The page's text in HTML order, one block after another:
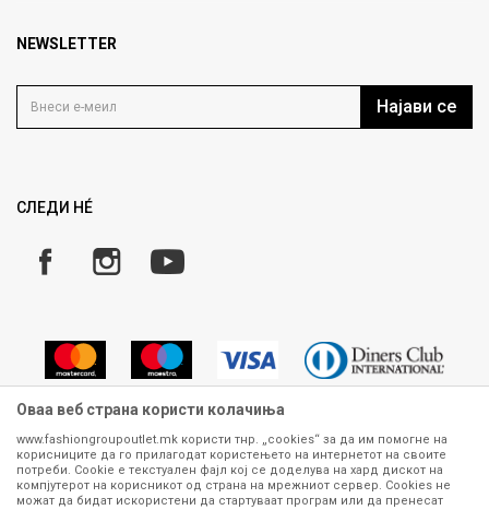
Продавница
Кариера
Политика на приватност
Како да купите
Замена и рефундација на производи
Плаќање
NEWSLETTER
Најави се
СЛЕДИ НÉ
Сите информации околу производите кои се изложени на нашата
онлајн продавница се стремиме да бидат конкретни, точни и прецизни,
меѓутоа не можеме да гарантираме дека се без ниту една грешка или
Оваа веб страна користи колачиња
www.fashiongroupoutlet.mk користи тнр. „cookies“ за да им помогне на
корисниците да го прилагодат користењето на интернетот на своите
потреби. Cookie е текстуален фајл кој се доделува на хард дискот на
компјутерот на корисникот од страна на мрежниот сервер. Cookies не
можат да бидат искористени да стартуваат програм или да пренесат